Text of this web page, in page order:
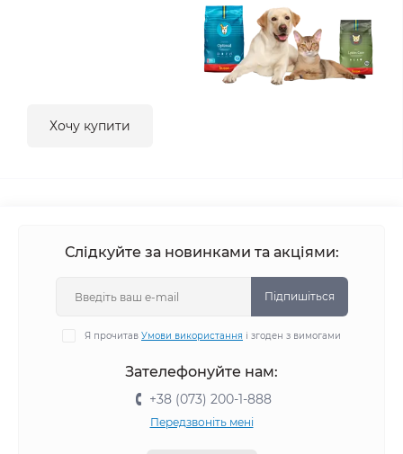
Хочу купити
Слідкуйте за новинками та акціями:
Підпишіться
Я прочитав Умови використання і згоден з вимогами
Зателефонуйте нам:
+38 (073) 200-1-888
Передзвоніть мені